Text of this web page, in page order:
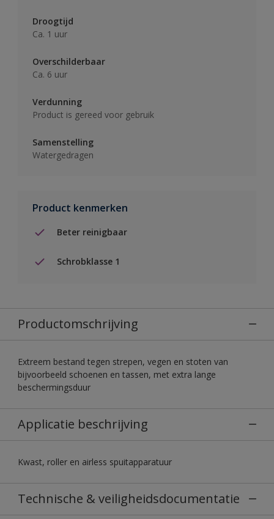
Droogtijd
Ca. 1 uur
Overschilderbaar
Ca. 6 uur
Verdunning
Product is gereed voor gebruik
Samenstelling
Watergedragen
Product kenmerken
Beter reinigbaar
Schrobklasse 1
Productomschrijving
Extreem bestand tegen strepen, vegen en stoten van
bijvoorbeeld schoenen en tassen, met extra lange
beschermingsduur
Applicatie beschrijving
Kwast, roller en airless spuitapparatuur
Technische & veiligheidsdocumentatie